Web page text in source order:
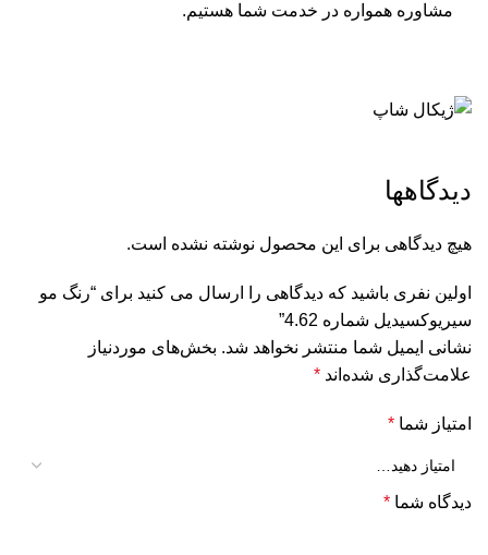
مشاوره همواره در خدمت شما هستیم.
دیدگاهها
هیچ دیدگاهی برای این محصول نوشته نشده است.
اولین نفری باشید که دیدگاهی را ارسال می کنید برای “رنگ مو
سیریوکسیدیل شماره 4.62”
نشانی ایمیل شما منتشر نخواهد شد. بخش‌های موردنیاز
علامت‌گذاری شده‌اند *
امتیاز شما *
دیدگاه شما *